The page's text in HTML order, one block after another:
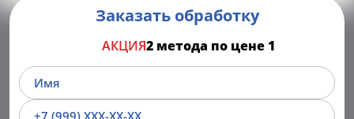
Заказать обработку
АКЦИЯ2 метода по цене 1